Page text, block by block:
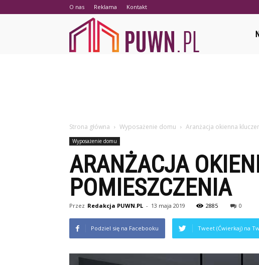
O nas Reklama Kontakt
Strona główna Wyposażenie domu Aranżacja okienna
Wyposażenie domu
ARANŻACJA
POMIESZCZENIA
Przez Redakcja PUWN.PL - 13 maja 2019 2885 0
Podziel się na Facebooku Tweet (Ćwierkaj) na